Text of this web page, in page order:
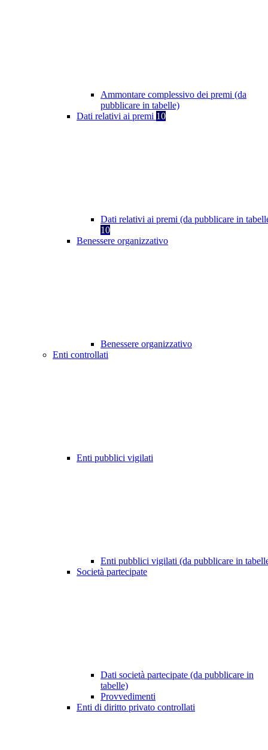
Ammontare complessivo dei premi (da
pubblicare in tabelle)
Dati relativi ai premi 10
Dati relativi ai premi (da pubblicare in
10
Benessere organizzativo
Benessere organizzativo
Enti controllati
Enti pubblici vigilati
Enti pubblici vigilati (da pubblicare in
Società partecipate
Dati società partecipate (da pubblicare in
tabelle)
Provvedimenti
Enti di diritto privato controllati